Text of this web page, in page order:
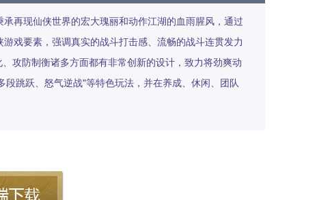
再现仙侠世界的宏大瑰丽和动作江湖的血雨腥风，通过
戏要素，强调真实的战斗打击感、流畅的战斗连贯发力
攻防制衡诸多方面都有非常创新的设计，致力将劲爽动
跳跃、怒气逆战"等特色玩法，并在养成、休闲、团队